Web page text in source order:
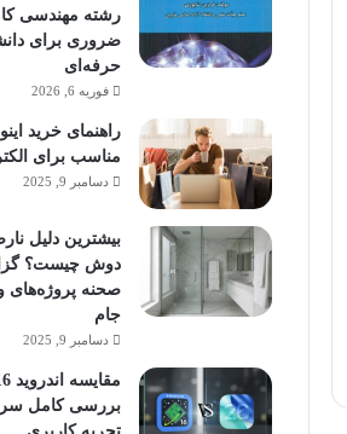
رشته مهندسی
ضروری برای
حرفه‌ای
فوریه 6, 2026
راهنمای خرید
مناسب برای
دسامبر 9, 2025
بیشترین دلیل
دوش چیست؟
صحنه پروژه‌های
جام
دسامبر 9, 2025
بررسی کامل